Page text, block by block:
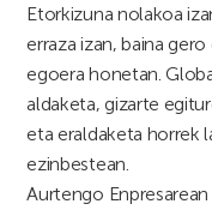
Etorkizuna nolakoa
erraza izan, baina
egoera honetan.
aldaketa, gizarte
eta eraldaketa horrek
ezinbestean.
Aurtengo